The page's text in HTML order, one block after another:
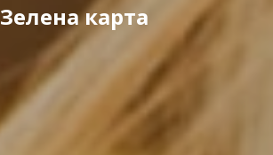
Зелена карта